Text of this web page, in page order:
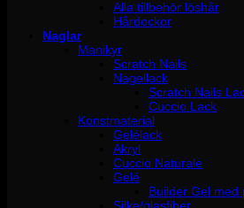
Alla tillbehör löshår
Hårdockor
Naglar
Manikyr
Scratch Nails
Nagellack
Scratch Nails
Cuccio Lack
Konstmaterial
Gelélack
Akryl
Cuccio Naturale
Gelé
Builder Gel med
Silke/glasfiber